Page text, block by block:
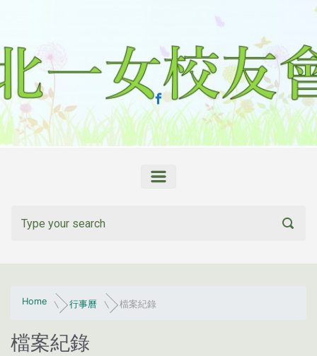
Home 行事曆 檔案紀錄
檔案紀錄